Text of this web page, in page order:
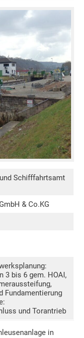
Schifffahrtsamt
& Co.KG
3 bis 6 gem. HOAI,
Fundamentierung
und Torantrieb
in